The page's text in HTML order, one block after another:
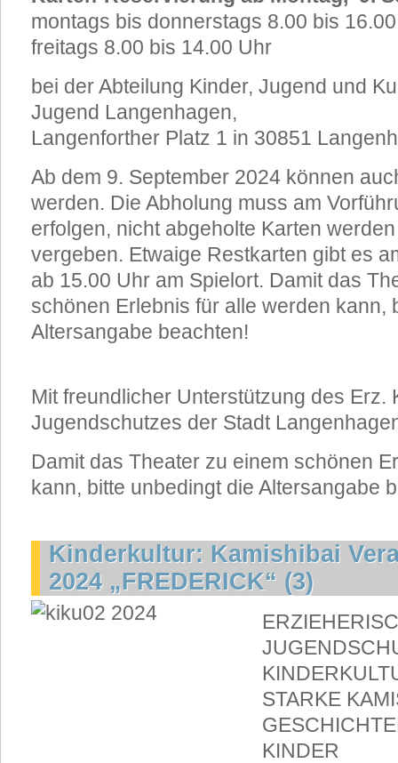
montags bis donnerstags 8.00 bis
freitags 8.00 bis 14.00 Uhr
bei der Abteilung Kinder, Jugend und
Jugend Langenhagen,
Langenforther Platz 1 in 30851
Ab dem 9. September 2024 können
werden. Die Abholung muss am
erfolgen, nicht abgeholte Karten
vergeben. Etwaige Restkarten gibt es
ab 15.00 Uhr am Spielort. Damit das
schönen Erlebnis für alle werden kann,
Altersangabe beachten!
Mit freundlicher Unterstützung des Erz.
Jugendschutzes der Stadt
Damit das Theater zu einem schönen
kann, bitte unbedingt die Altersangabe
Kinderkultur: Kamishibai
2024 „FREDERICK“ (3)
STARKE
KINDER